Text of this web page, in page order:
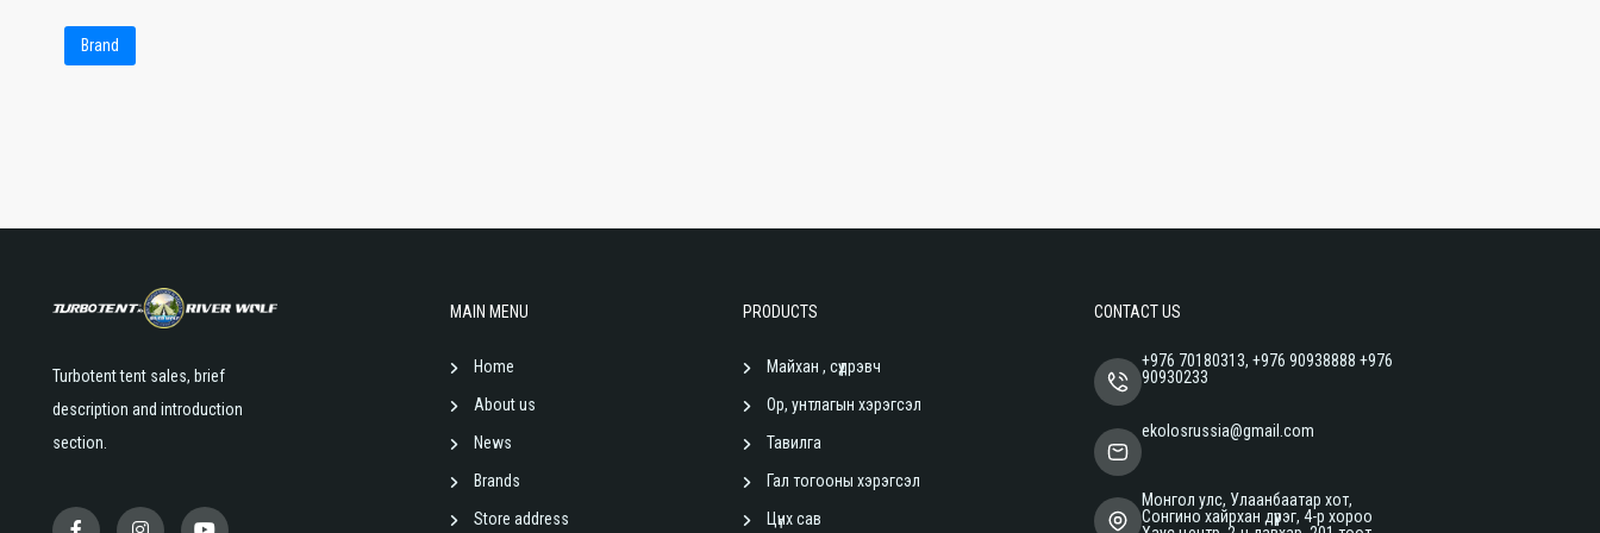
Brand
Turbotent tent sales, brief
description and introduction
section.
MAIN MENU
Home
About us
News
Brands
Store address
PRODUCTS
Майхан , сүүдрэвч
Ор, унтлагын хэрэгсэл
Тавилга
Гал тогооны хэрэгсэл
Цүнх сав
CONTACT US
+976 70180313, +976 90938888 +976
90930233
ekolosrussia@gmail.com
Монгол улс, Улаанбаатар хот,
Сонгино хайрхан дүүрэг, 4-р хороо